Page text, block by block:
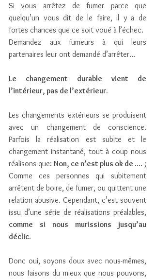
Si vous arrêtez de fumer parce que
quelqu’un vous dit de le faire, il y a de
fortes chances que ce soit voué à l’échec.
Demandez aux fumeurs à qui leurs
partenaires leur ont demandé d’arrêter…
Le changement durable vient de
l’intérieur, pas de l’extérieur.
Les changements extérieurs se produisent
avec un changement de conscience.
Parfois la réalisation est subite et le
changement instantané, tout à coup nous
réalisons que: Non, ce n’est plus ok de …. ;
Comme ces personnes qui subitement
arrêtent de boire, de fumer, ou quittent une
relation abusive. Cependant, c’est souvent
issu d’une série de réalisations préalables,
comme si nous murissions jusqu’au
déclic.
Donc oui, soyons doux avec nous-mêmes,
nous faisons du mieux que nous pouvons,